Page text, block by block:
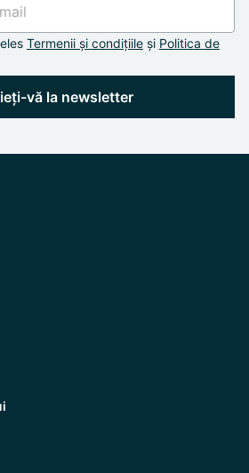
Termenii și condițiile și Politica de
vă la newsletter